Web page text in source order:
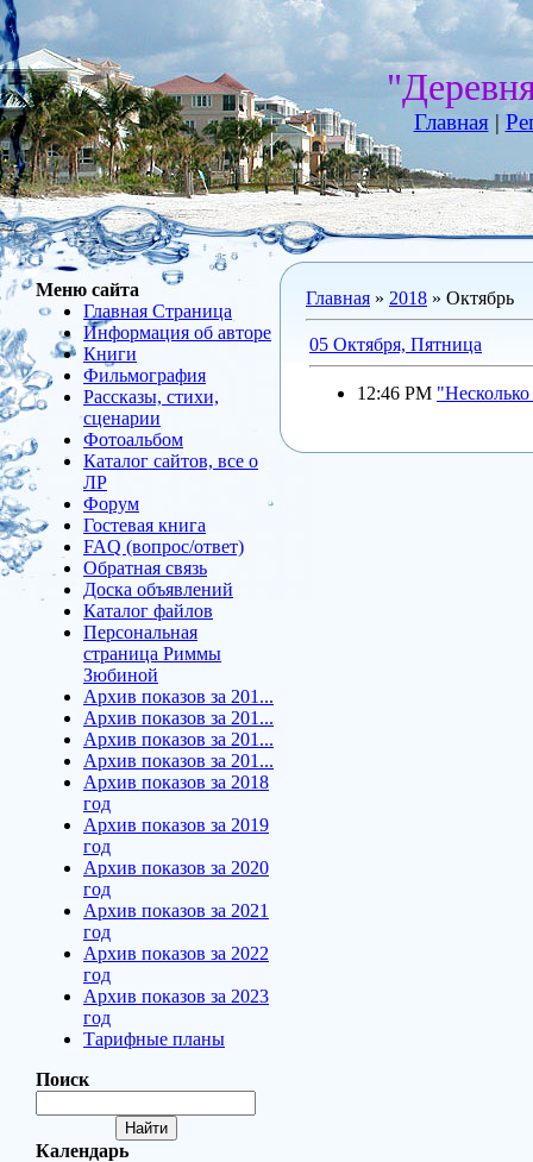
Главная|
Меню сайта
Главная Страница
Информация об авторе
Книги
Фильмография
Рассказы, стихи,
сценарии
Фотоальбом
Каталог сайтов, все о
ЛР
Форум
Гостевая книга
FAQ (вопрос/ответ)
Обратная связь
Доска объявлений
Каталог файлов
Персональная
страница Риммы
Зюбиной
Архив показов за 201...
Архив показов за 201...
Архив показов за 201...
Архив показов за 201...
Архив показов за 2018
год
Архив показов за 2019
год
Архив показов за 2020
год
Архив показов за 2021
год
Архив показов за 2022
год
Архив показов за 2023
год
Тарифные планы
Поиск
Календарь
Главная » 2018 » Октябрь
05 Октября, Пятница
12:46 PM